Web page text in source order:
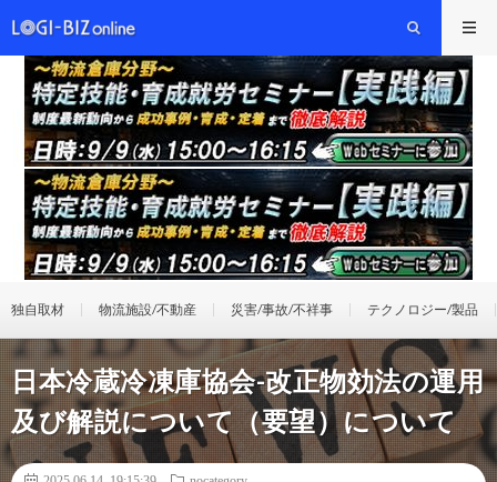
独自取材 物流施設/不動産 災害/事故/不祥事 テクノロジー/製品
日本冷蔵冷凍庫協会-改正物効法の運用
及び解説について（要望）について